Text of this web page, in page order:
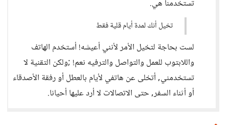
تستخدمنا هي.
تخيل أنك لمدة أيام قلية فقط
لست بحاجة لتخيل الأمر لأنني أعيشه! أستخدم الهاتف
واللابتوب للعمل والتواصل والترفيه نعم! ;ولكن التقنية لا
تستخدمني, أتخلى عن هاتفي لأيام بالعطل أو رفقة الأصدقاء
أو أثناء السفر, حتى الاتصالات لا أرد عليها أحيانا.